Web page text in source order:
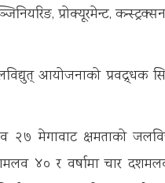
प्रोक्यूरमेन्ट,
आयोजनाको प्रवद्र्धक
मेगावाट क्षमताको
४० र वर्षामा चार